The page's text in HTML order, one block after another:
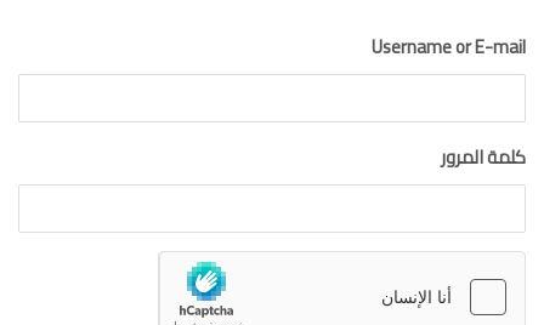
Username or E-mail
كلمة المرور